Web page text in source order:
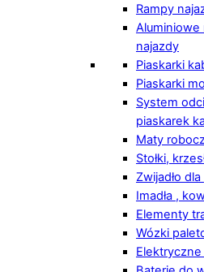
Rampy
Aluminiowe
najazdy
Piaskarki
Piaskarki
System
piaskarek
Maty
Stołki,
Zwijadło
Imadła ,
Elementy
Wózki